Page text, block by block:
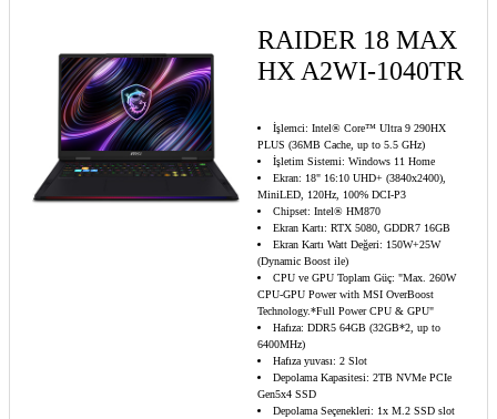
RAIDER 18 MAX
HX A2WI-1040TR
İşlemci: Intel® Core™ Ultra 9 290HX
PLUS (36MB Cache, up to 5.5 GHz)
İşletim Sistemi: Windows 11 Home
Ekran: 18" 16:10 UHD+ (3840x2400),
MiniLED, 120Hz, 100% DCI-P3
Chipset: Intel® HM870
Ekran Kartı: RTX 5080, GDDR7 16GB
Ekran Kartı Watt Değeri: 150W+25W
(Dynamic Boost ile)
CPU ve GPU Toplam Güç: "Max. 260W
CPU-GPU Power with MSI OverBoost
Technology.*Full Power CPU & GPU"
Hafıza: DDR5 64GB (32GB*2, up to
6400MHz)
Hafıza yuvası: 2 Slot
Depolama Kapasitesi: 2TB NVMe PCIe
Gen5x4 SSD
Depolama Seçenekleri: 1x M.2 SSD slot